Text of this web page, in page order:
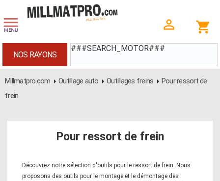
###SEARCH_MOTOR###
NOS RAYONS
Millmatpro.com Outillage auto Outillages freins
Pour ressort de
frein
Pour ressort de frein
Découvrez notre sélection d'outils pour le ressort de frein. Nous
proposons des outils pour le montage et le démontage des